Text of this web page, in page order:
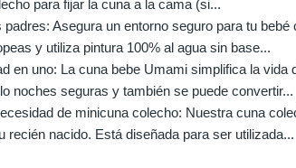
para fijar la cuna a la cama (si...
padres: Asegura un entorno seguro para tu
y utiliza pintura 100% al agua sin base...
en uno: La cuna bebe Umami simplifica la
noches seguras y también se puede convertir...
de minicuna colecho: Nuestra cuna
recién nacido. Está diseñada para ser utilizada...